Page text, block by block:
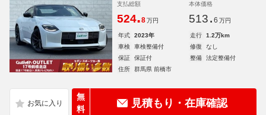
支払総額
524.8 万円
本体価格
513. 6 万円
年式 2023年 走行
1.2万km
車検
車検整備付 修復
なし
保証
保証付 整備
法定整備付
住所
群馬県 前橋市
無
料
見積もり・在庫確認